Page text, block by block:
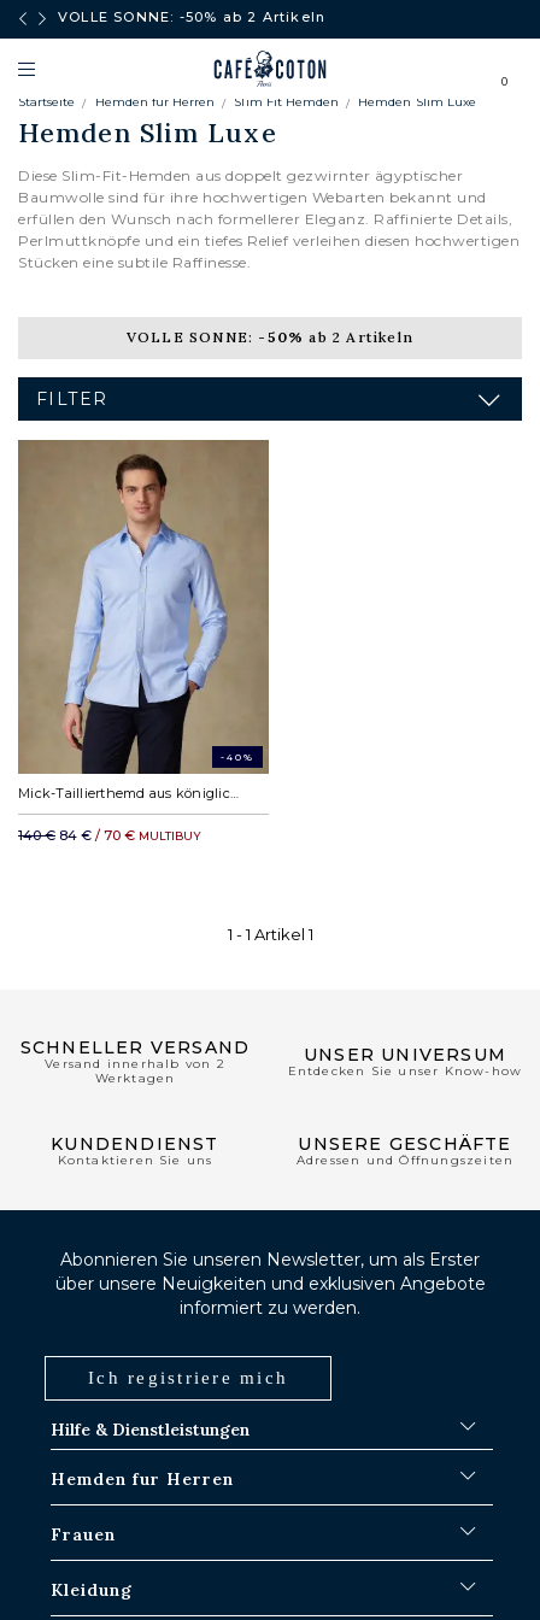
VOLLE SONNE: -50% ab 2 Artikeln
0
Startseite Hemden fur Herren Slim Fit Hemden Hemden Slim Luxe
Hemden Slim Luxe
Diese Slim-Fit-Hemden aus doppelt gezwirnter ägyptischer
Baumwolle sind für ihre hochwertigen Webarten bekannt und
erfüllen den Wunsch nach formellerer Eleganz. Raffinierte Details,
Perlmuttknöpfe und ein tiefes Relief verleihen diesen hochwertigen
Stücken eine subtile Raffinesse.
VOLLE SONNE: -50% ab 2 Artikeln
FILTER
-40%
Mick-Taillierthemd aus königlichem Fischgrätenmuster Himmel
140 € 84 € / 70 € MULTIBUY
1 -1 Artikel1
SCHNELLER VERSAND
Versand innerhalb von 2
Werktagen
UNSER UNIVERSUM
Entdecken Sie unser Know-how
KUNDENDIENST
Kontaktieren Sie uns
UNSERE GESCHÄFTE
Adressen und Öffnungszeiten
Hilfe & Dienstleistungen
Versand-Verfahren
Umtausch in Paris-IDF-Läden
Hemden fur Herren
Blaue Hemden
Karierte Hemden
Frauen
Weiße Hemden
Kleidung
Abonnieren Sie unseren Newsletter, um als Erster
über unsere Neuigkeiten und exklusiven Angebote
informiert zu werden.
Ich registriere mich